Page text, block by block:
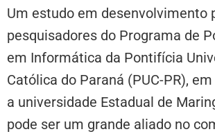
Um estudo em desenvolvimento
pesquisadores do Programa de
em Informática da Pontifícia
Católica do Paraná (PUC-PR),
a universidade Estadual de
pode ser um grande aliado no